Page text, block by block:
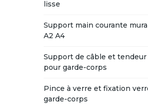
lisse
Support main courante
A2 A4
Support de câble et
pour garde-corps
Pince à verre et fixation
garde-corps